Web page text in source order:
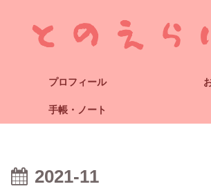
プロフィール
手帳・ノート
2021-11